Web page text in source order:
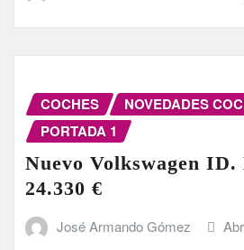
COCHES
NOVEDADES
PORTADA 1
Nuevo Volkswagen ID.
24.330 €
José Armando Gómez